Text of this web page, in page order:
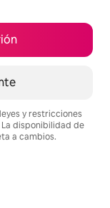
y restricciones
disponibilidad de
a cambios.